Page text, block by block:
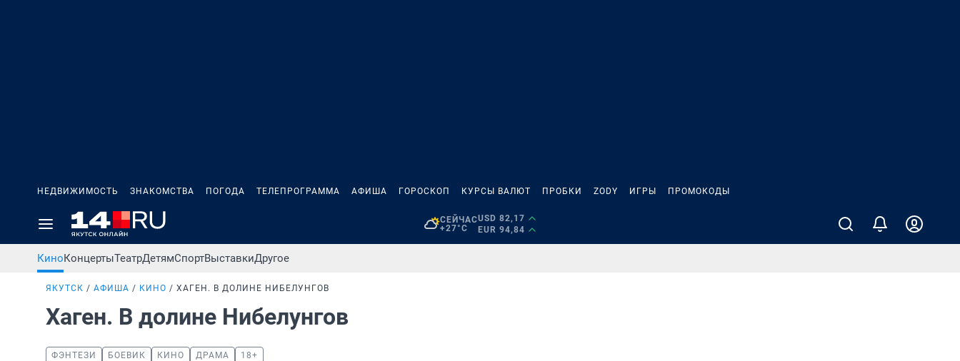
НЕДВИЖИМОСТЬ ЗНАКОМСТВА ПОГОДА ТЕЛЕПРОГРАММА АФИША ГОРОСКОП КУРСЫ ВАЛЮТ ПРОБКИ ZODY ИГРЫ ПРОМОКОДЫ
СЕЙЧАС
+27°C
USD 82,17
EUR 94,84
КиноКонцертыТеатрДетямСпортВыставкиДругое
ЯКУТСК АФИША КИНО ХАГЕН. В ДОЛИНЕ НИБЕЛУНГОВ
Хаген. В долине Нибелунгов
ФЭНТЕЗИ БОЕВИК КИНО ДРАМА 18+